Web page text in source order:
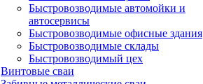
Быстровозводимые автомойки и
автосервисы
Быстровозводимые офисные здания
Быстровозводимые склады
Быстровозводимый цех
Винтовые сваи